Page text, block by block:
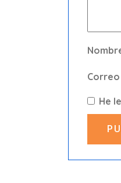
He